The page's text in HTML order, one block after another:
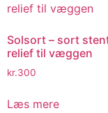
Solsort – sort
relief til væggen
kr.300
Læs mere